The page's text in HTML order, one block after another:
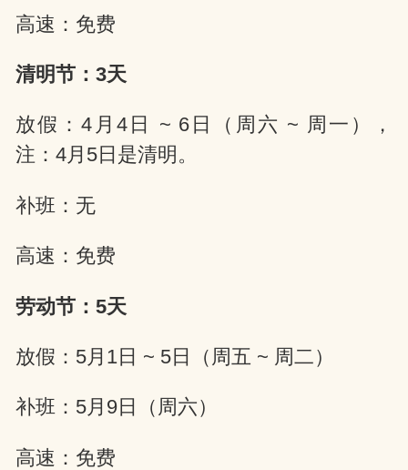
高速：免费
清明节：3天
放假：4月4日 ~ 6日（周六 ~ 周一），
注：4月5日是清明。
补班：无
高速：免费
劳动节：5天
放假：5月1日 ~ 5日（周五 ~ 周二）
补班：5月9日（周六）
高速：免费